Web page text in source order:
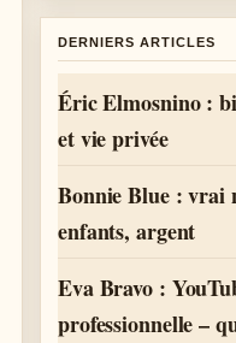
DERNIERS ARTICLES
Éric Elmosnino :
et vie privée
Bonnie Blue : vrai
enfants, argent
Eva Bravo :
professionnelle –